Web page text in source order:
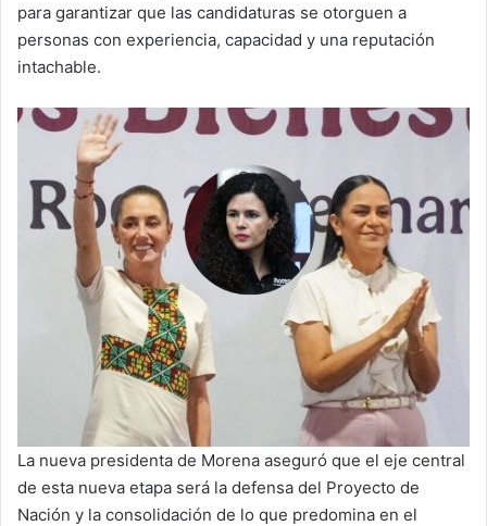
para garantizar que las candidaturas se otorguen a
personas con experiencia, capacidad y una reputación
intachable.
La nueva presidenta de Morena aseguró que el eje central
de esta nueva etapa será la defensa del Proyecto de
Nación y la consolidación de lo que predomina en el